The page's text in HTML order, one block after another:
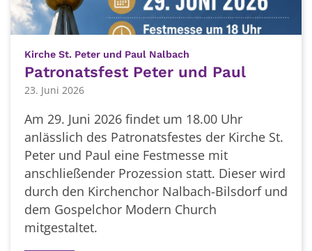
Kirche St. Peter und Paul Nalbach
Patronatsfest Peter und Paul
23. Juni 2026
Am 29. Juni 2026 findet um 18.00 Uhr
anlässlich des Patronatsfestes der Kirche St.
Peter und Paul eine Festmesse mit
anschließender Prozession statt. Dieser wird
durch den Kirchenchor Nalbach-Bilsdorf und
dem Gospelchor Modern Church
mitgestaltet.